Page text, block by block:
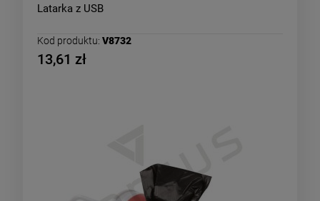
Latarka z USB
Kod produktu: V8732
13,61 zł